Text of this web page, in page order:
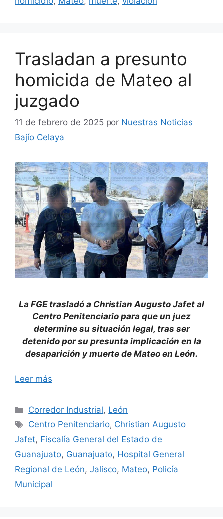
Trasladan a presunto
homicida de Mateo al
juzgado
11 de febrero de 2025 por Nuestras Noticias
Bajío Celaya
La FGEtrasladó a Christian Augusto Jafet al
Centro Penitenciario para que un juez
determine su situación legal, tras ser
detenido por su presunta implicación en la
desaparición y muerte de Mateo en León.
Leer más
Categorías
Corredor Industrial, León
Etiquetas
Centro Penitenciario, Christian Augusto
Jafet, Fiscalía General del Estado de
Guanajuato, Guanajuato, Hospital General
Regional de León, Jalisco, Mateo, Policía
Municipal